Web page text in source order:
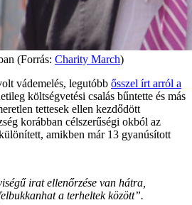
(Forrás: Charity March)
vádemelés, legutóbb ősszel írt arról a
költségvetési csalás bűntette és más
tettesek ellen kezdődött
korábban célszerűségi okból az
amikben már 13 gyanúsított
irat ellenőrzése van hátra,
a terheltek között”.